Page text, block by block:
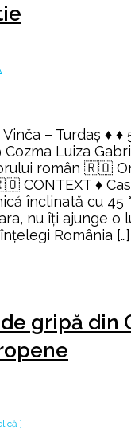
– Turdaş ♦ ♦
Cozma Luiza
român 🇷🇴
CONTEXT ♦
înclinată cu 45
nu îți ajunge o
România […]
gripă din
]